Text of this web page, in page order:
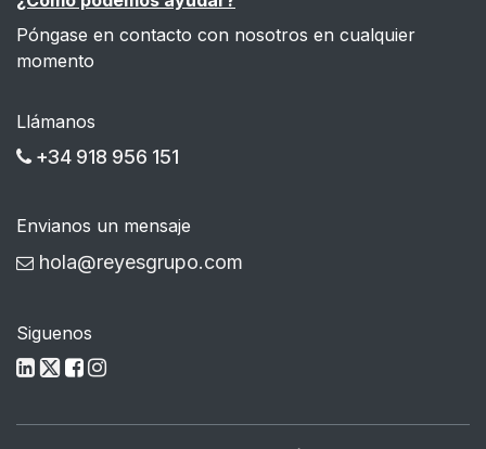
Póngase en contacto con nosotros en cualquier
momento
Llámanos
+34 918 956 151
Envianos un mensaje
hola@reyesgrupo.com
Siguenos